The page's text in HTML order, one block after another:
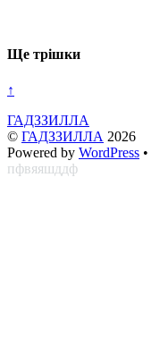
Ще трішки
↑
ГАДЗЗИЛЛА
© ГАДЗЗИЛЛА 2026
Powered by WordPress •
пфвяяшддф